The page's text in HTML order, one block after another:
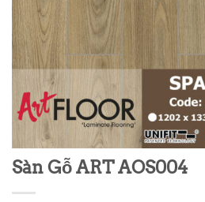
Sàn Gỗ ART AOS004